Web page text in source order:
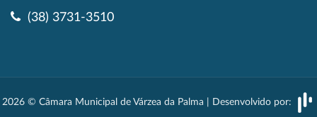
(38) 3731-3510
2026 © Câmara Municipal de Várzea da Palma | Desenvolvido por: